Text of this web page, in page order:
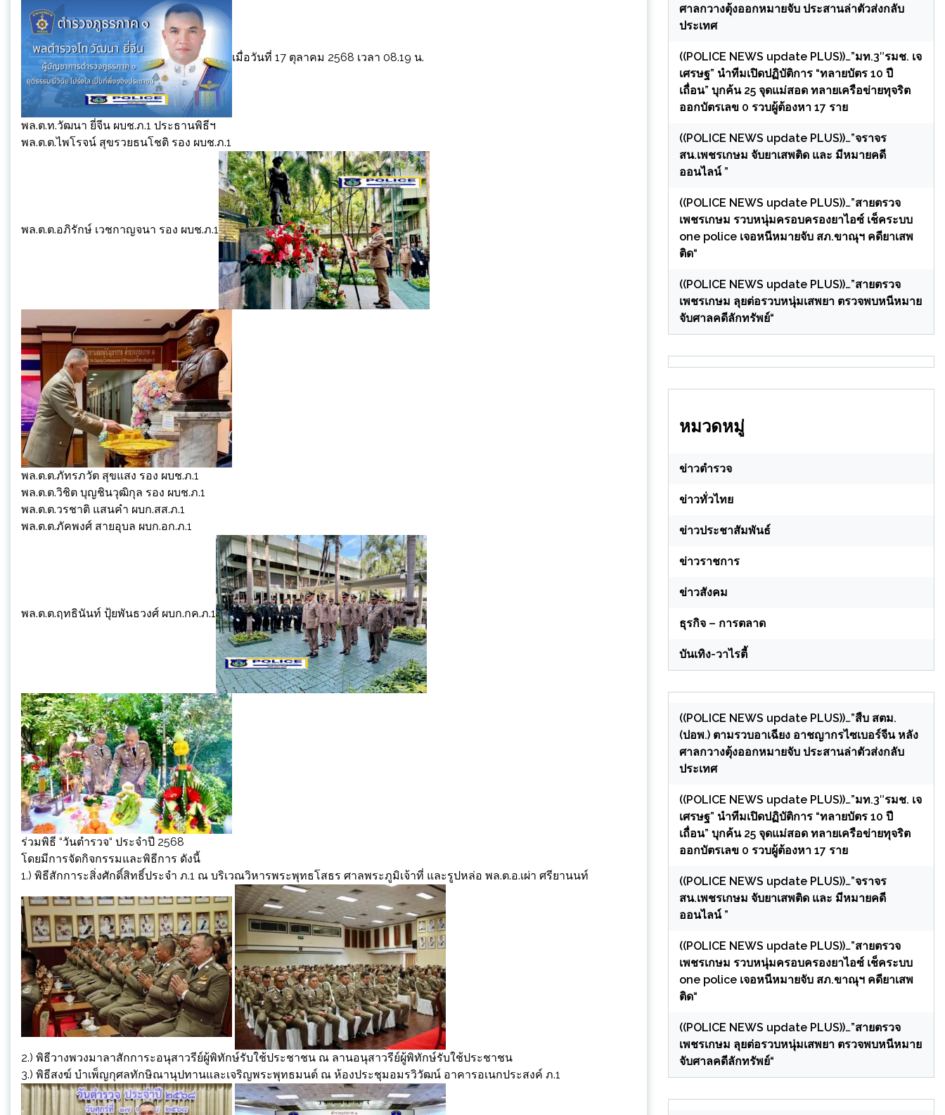
เมื่อวันที่ 17 ตุลาคม 2568 เวลา 08.19 น.
พล.ต.ท.วัฒนา ยี่จีน ผบช.ภ.1 ประธานพิธีฯ
พล.ต.ต.ไพโรจน์ สุขรวยธนโชติ รอง ผบช.ภ.1
พล.ต.ต.อภิรักษ์ เวชกาญจนา รอง ผบช.ภ.1
พล.ต.ต.ภัทรภวัต สุขแสง รอง ผบช.ภ.1
พล.ต.ต.วิชิต บุญชินวุฒิกุล รอง ผบช.ภ.1
พล.ต.ต.วรชาติ แสนคำ ผบก.สส.ภ.1
พล.ต.ต.ภัคพงศ์ สายอุบล ผบก.อก.ภ.1
พล.ต.ต.ฤทธินันท์ ปุ้ยพันธวงศ์ ผบก.กค.ภ.1
ร่วมพิธี “วันตำรวจ“ ประจำปี 2568
โดยมีการจัดกิจกรรมและพิธีการ ดังนี้
1.) พิธีสักการะสิ่งศักดิ์สิทธิ์ประจำ ภ.1 ณ บริเวณวิหารพระพุทธโสธร ศาลพระภูมิเจ้าที่ และรูปหล่อ พล.ต.อ.เผ่า ศรียานนท์
2.) พิธีวางพวงมาลาสักการะอนุสาวรีย์ผู้พิทักษ์รับใช้ประชาชน ณ ลานอนุสาวรีย์ผู้พิทักษ์รับใช้ประชาชน
3.) พิธีสงฆ์ บำเพ็ญกุศลทักษิณานุปทานและเจริญพระพุทธมนต์ ณ ห้องประชุมอมรวิวัฒน์ อาคารอเนกประสงค์ ภ.1
ศาลกวางตุ้งออกหมายจับ ประสานล่าตัวส่งกลับ
ประเทศ
((POLICE NEWS update PLUS))…”มท.3″รมช. เจ
เศรษฐ” นำทีมเปิดปฏิบัติการ “ทลายบัตร 10 ปี
เถื่อน” บุกค้น 25 จุดแม่สอด ทลายเครือข่ายทุจริต
ออกบัตรเลข 0 รวบผู้ต้องหา 17 ราย
((POLICE NEWS update PLUS))…”จราจร
สน.เพชรเกษม จับยาเสพติด และ มีหมายคดี
ออนไลน์ ”
((POLICE NEWS update PLUS))…”สายตรวจ
เพชรเกษม รวบหนุ่มครอบครองยาไอซ์ เช็คระบบ
one police เจอหนีหมายจับ สภ.ขาณุฯ คดียาเสพ
ติด“
((POLICE NEWS update PLUS))…”สายตรวจ
เพชรเกษม ลุยต่อรวบหนุ่มเสพยา ตรวจพบหนีหมาย
จับศาลคดีลักทรัพย์“
หมวดหมู่
ข่าวตำรวจ
ข่าวทั่วไทย
ข่าวประชาสัมพันธ์
ข่าวราชการ
ข่าวสังคม
ธุรกิจ – การตลาด
บันเทิง-วาไรตี้
((POLICE NEWS update PLUS))…”สืบ สตม.
(ปอพ.) ตามรวบอาเฉียง อาชญากรไซเบอร์จีน หลัง
ศาลกวางตุ้งออกหมายจับ ประสานล่าตัวส่งกลับ
ประเทศ
((POLICE NEWS update PLUS))…”มท.3″รมช. เจ
เศรษฐ” นำทีมเปิดปฏิบัติการ “ทลายบัตร 10 ปี
เถื่อน” บุกค้น 25 จุดแม่สอด ทลายเครือข่ายทุจริต
ออกบัตรเลข 0 รวบผู้ต้องหา 17 ราย
((POLICE NEWS update PLUS))…”จราจร
สน.เพชรเกษม จับยาเสพติด และ มีหมายคดี
ออนไลน์ ”
((POLICE NEWS update PLUS))…”สายตรวจ
เพชรเกษม รวบหนุ่มครอบครองยาไอซ์ เช็คระบบ
one police เจอหนีหมายจับ สภ.ขาณุฯ คดียาเสพ
ติด“
((POLICE NEWS update PLUS))…”สายตรวจ
เพชรเกษม ลุยต่อรวบหนุ่มเสพยา ตรวจพบหนีหมาย
จับศาลคดีลักทรัพย์“